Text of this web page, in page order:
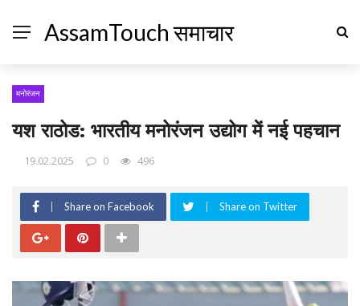
AssamTouch समाचार
मनोरंजन
यश राठोड: भारतीय मनोरंजन उद्योग में नई पहचान
19.02.2025 0 496
Share on Facebook Share on Twitter